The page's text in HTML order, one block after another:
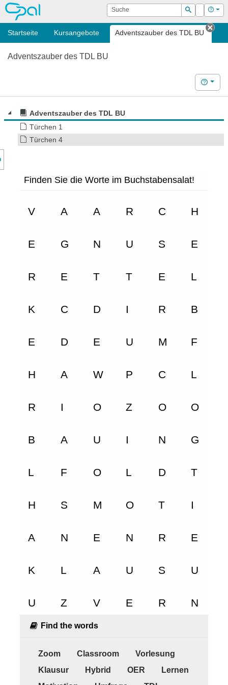
OPAL Suche
Suchen
Login Hilfe
Startseite Kursangebote Adventszauber des TDL BU
Adventszauber des TDL BU
Hilfe
Adventszauber des TDL BU
Türchen 1
Türchen 4
des Kursmenüs